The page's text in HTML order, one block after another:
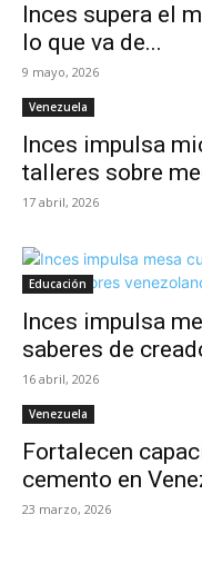
Inces supera el
lo que va de...
9 mayo, 2026
Venezuela
Inces impulsa
talleres sobre
17 abril, 2026
Educación
Inces impulsa
saberes de
16 abril, 2026
Venezuela
Fortalecen
cemento en
23 marzo, 2026